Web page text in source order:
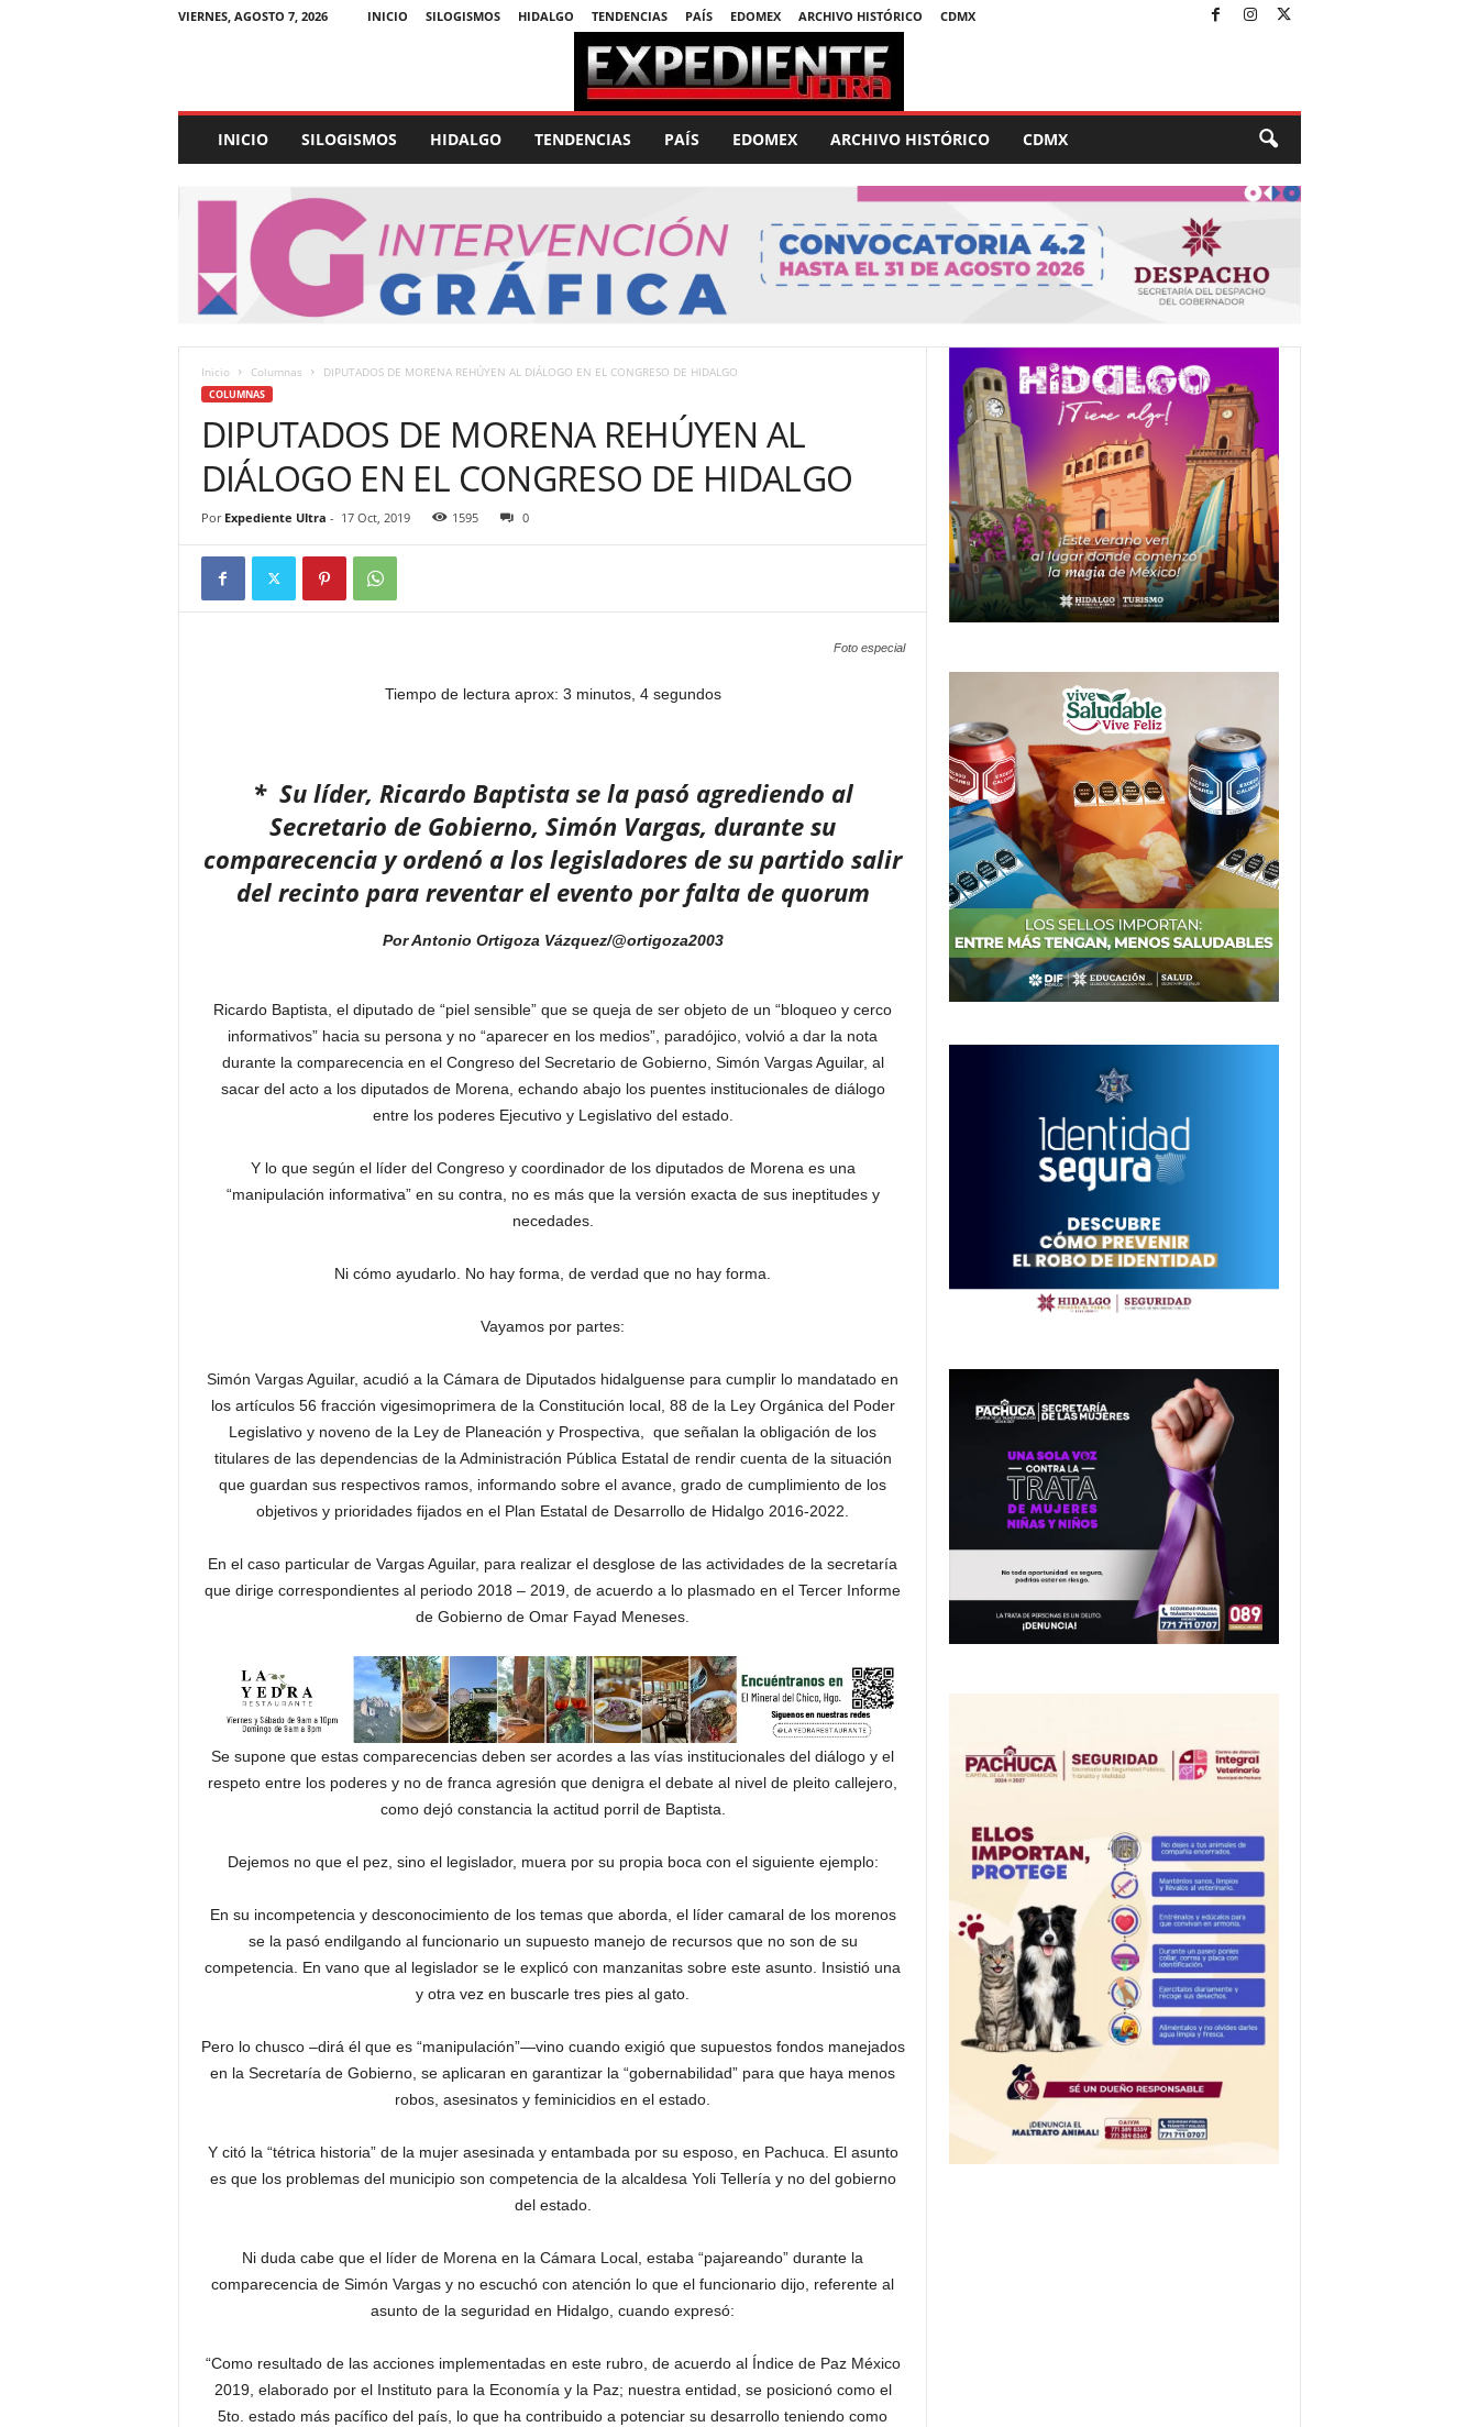
VIERNES, AGOSTO 7, 2026 INICIO SILOGISMOS HIDALGO TENDENCIAS PAÍS EDOMEX ARCHIVO HISTÓRICO CDMX
p
e
U
INICIO SILOGISMOS HIDALGO TENDENCIAS PAÍS EDOMEX ARCHIVO HISTÓRICO CDMX
Inicio Columnas DIPUTADOS DE MORENA REHÚYEN AL DIÁLOGO EN EL CONGRESO DE HIDALGO
COLUMNAS
DIPUTADOS DE MORENA REHÚYEN AL
DIÁLOGO EN EL CONGRESO DE HIDALGO
Por Expediente Ultra - 17 Oct, 2019 1595 0
Foto especial
Tiempo de lectura aprox: 3 minutos, 4 segundos
* Su líder, Ricardo Baptista se la pasó agrediendo al
Secretario de Gobierno, Simón Vargas, durante su
comparecencia y ordenó a los legisladores de su partido salir
del recinto para reventar el evento por falta de quorum
Por Antonio Ortigoza Vázquez/@ortigoza2003
Ricardo Baptista, el diputado de “piel sensible” que se queja de ser objeto de un “bloqueo y cerco
informativos” hacia su persona y no “aparecer en los medios”, paradójico, volvió a dar la nota
durante la comparecencia en el Congreso del Secretario de Gobierno, Simón Vargas Aguilar, al
sacar del acto a los diputados de Morena, echando abajo los puentes institucionales de diálogo
entre los poderes Ejecutivo y Legislativo del estado.
Y lo que según el líder del Congreso y coordinador de los diputados de Morena es una
“manipulación informativa” en su contra, no es más que la versión exacta de sus ineptitudes y
necedades.
Ni cómo ayudarlo. No hay forma, de verdad que no hay forma.
Vayamos por partes:
Simón Vargas Aguilar, acudió a la Cámara de Diputados hidalguense para cumplir lo mandatado en
los artículos 56 fracción vigesimoprimera de la Constitución local, 88 de la Ley Orgánica del Poder
Legislativo y noveno de la Ley de Planeación y Prospectiva, que señalan la obligación de los
titulares de las dependencias de la Administración Pública Estatal de rendir cuenta de la situación
que guardan sus respectivos ramos, informando sobre el avance, grado de cumplimiento de los
objetivos y prioridades fijados en el Plan Estatal de Desarrollo de Hidalgo 2016-2022.
En el caso particular de Vargas Aguilar, para realizar el desglose de las actividades de la secretaría
que dirige correspondientes al periodo 2018 – 2019, de acuerdo a lo plasmado en el Tercer Informe
de Gobierno de Omar Fayad Meneses.
Se supone que estas comparecencias deben ser acordes a las vías institucionales del diálogo y el
respeto entre los poderes y no de franca agresión que denigra el debate al nivel de pleito callejero,
como dejó constancia la actitud porril de Baptista.
Dejemos no que el pez, sino el legislador, muera por su propia boca con el siguiente ejemplo:
En su incompetencia y desconocimiento de los temas que aborda, el líder camaral de los morenos
se la pasó endilgando al funcionario un supuesto manejo de recursos que no son de su
competencia. En vano que al legislador se le explicó con manzanitas sobre este asunto. Insistió una
y otra vez en buscarle tres pies al gato.
Pero lo chusco –dirá él que es “manipulación”—vino cuando exigió que supuestos fondos manejados
en la Secretaría de Gobierno, se aplicaran en garantizar la “gobernabilidad” para que haya menos
robos, asesinatos y feminicidios en el estado.
Y citó la “tétrica historia” de la mujer asesinada y entambada por su esposo, en Pachuca. El asunto
es que los problemas del municipio son competencia de la alcaldesa Yoli Tellería y no del gobierno
del estado.
Ni duda cabe que el líder de Morena en la Cámara Local, estaba “pajareando” durante la
comparecencia de Simón Vargas y no escuchó con atención lo que el funcionario dijo, referente al
asunto de la seguridad en Hidalgo, cuando expresó:
“Como resultado de las acciones implementadas en este rubro, de acuerdo al Índice de Paz México
2019, elaborado por el Instituto para la Economía y la Paz; nuestra entidad, se posicionó como el
5to. estado más pacífico del país, lo que ha contribuido a potenciar su desarrollo teniendo como